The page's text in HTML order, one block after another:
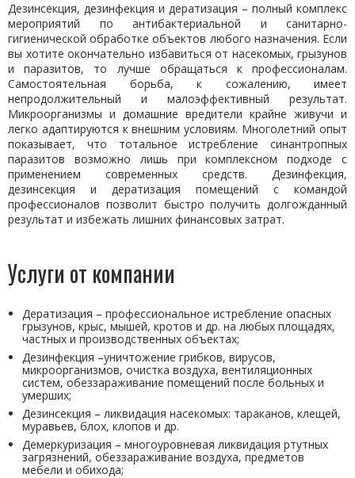
Дезинсекция, дезинфекция и дератизация – полный комплекс
мероприятий по антибактериальной и санитарно-
гигиенической обработке объектов любого назначения. Если
вы хотите окончательно избавиться от насекомых, грызунов
и паразитов, то лучше обращаться к профессионалам.
Самостоятельная борьба, к сожалению, имеет
непродолжительный и малоэффективный результат.
Микроорганизмы и домашние вредители крайне живучи и
легко адаптируются к внешним условиям. Многолетний опыт
показывает, что тотальное истребление синантропных
паразитов возможно лишь при комплексном подходе с
применением современных средств. Дезинфекция,
дезинсекция и дератизация помещений с командой
профессионалов позволит быстро получить долгожданный
результат и избежать лишних финансовых затрат.
Услуги от компании
Дератизация – профессиональное истребление опасных
грызунов, крыс, мышей, кротов и др. на любых площадях,
частных и производственных объектах;
Дезинфекция –уничтожение грибков, вирусов,
микроорганизмов, очистка воздуха, вентиляционных
систем, обеззараживание помещений после больных и
умерших;
Дезинсекция – ликвидация насекомых: тараканов, клещей,
муравьев, блох, клопов и др.
Демеркуризация – многоуровневая ликвидация ртутных
загрязнений, обеззараживание воздуха, предметов
мебели и обихода;